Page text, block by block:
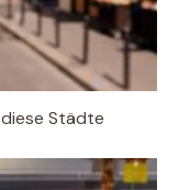
Städte